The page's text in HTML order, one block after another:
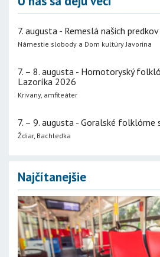
7. augusta - Remeslá našich
Námestie slobody a Dom kultúry Javorina
7. – 8. augusta - Hornotoryský
Lazoríka 2026
Krivany, amfiteáter
7. – 9. augusta - Goralské folklórne
Ždiar, Bachledka
Najčítanejšie